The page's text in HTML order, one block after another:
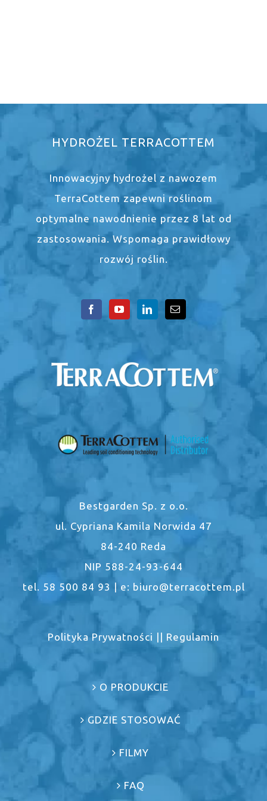
HYDROŻEL TERRACOTTEM
Innowacyjny hydrożel z nawozem
TerraCottem zapewni roślinom
optymalne nawodnienie przez 8 lat od
zastosowania. Wspomaga prawidłowy
rozwój roślin.
Bestgarden Sp. z o.o.
ul. Cypriana Kamila Norwida 47
84-240 Reda
NIP 588-24-93-644
tel. 58 500 84 93 | e: biuro@terracottem.pl
Polityka Prywatności || Regulamin
O PRODUKCIE
GDZIE STOSOWAĆ
FILMY
FAQ